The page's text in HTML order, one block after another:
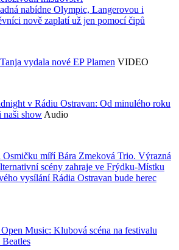
nabídne Olympic, Langerovou i
nově zaplatí už jen pomocí čipů
vydala nové EP Plamen VIDEO
v Rádiu Ostravan: Od minulého roku
naši show Audio
míří Bára Zmeková Trio. Výrazná
scény zahraje ve Frýdku-Místku
vysílání Rádia Ostravan bude herec
Music: Klubová scéna na festivalu